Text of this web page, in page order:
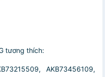
tương thích:
AKB73456109,